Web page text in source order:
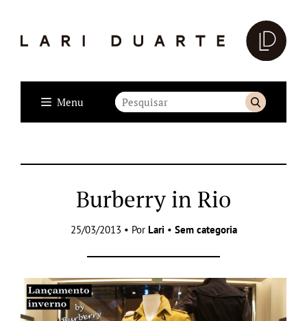
Menu
Burberry in Rio
25/03/2013 • Por Lari • Sem categoria